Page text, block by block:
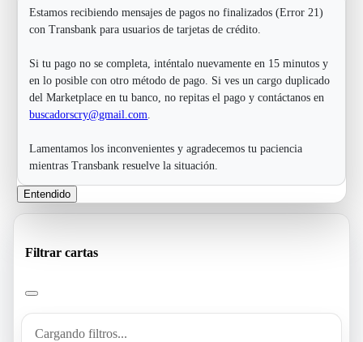
Estamos recibiendo mensajes de pagos no finalizados (Error 21)
con Transbank para usuarios de tarjetas de crédito.
Si tu pago no se completa, inténtalo nuevamente en 15 minutos y
en lo posible con otro método de pago. Si ves un cargo duplicado
del Marketplace en tu banco, no repitas el pago y contáctanos en
buscadorscry@gmail.com
Lamentamos los inconvenientes y agradecemos tu paciencia
mientras Transbank resuelve la situación.
Entendido
Filtrar cartas
Cargando filtros...